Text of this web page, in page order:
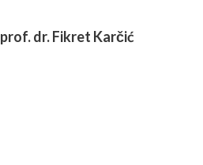
prof. dr. Fikret Karčić